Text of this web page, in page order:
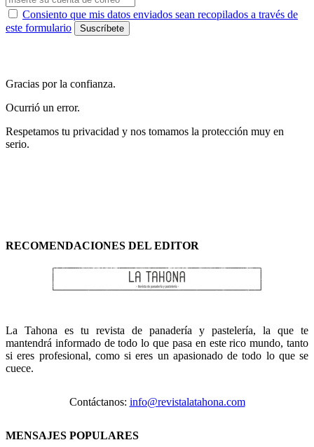
Consiento que mis datos enviados sean recopilados a través de
este formulario
Gracias por la confianza.
Ocurrió un error.
Respetamos tu privacidad y nos tomamos la protección muy en
serio.
RECOMENDACIONES DEL EDITOR
La Tahona es tu revista de panadería y pastelería, la que te
mantendrá informado de todo lo que pasa en este rico mundo, tanto
si eres profesional, como si eres un apasionado de todo lo que se
cuece.
Contáctanos: info@revistalatahona.com
MENSAJES POPULARES